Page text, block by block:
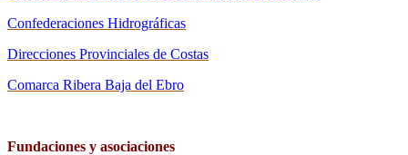
Confederaciones Hidrográficas
Direcciones Provinciales de Costas
Comarca Ribera Baja del Ebro
Fundaciones y asociaciones